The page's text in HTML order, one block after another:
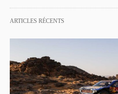
ARTICLES RÉCENTS